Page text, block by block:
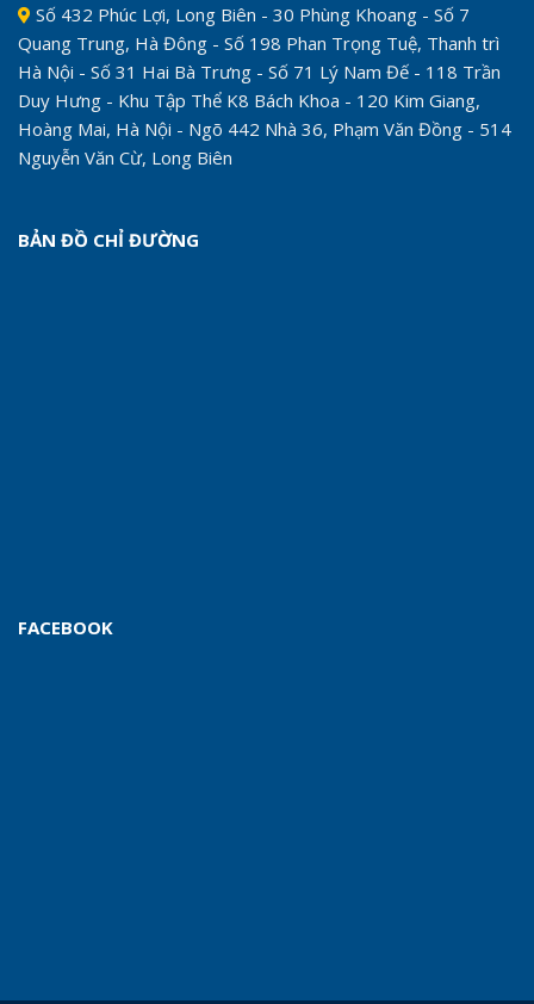
Số 432 Phúc Lợi, Long Biên - 30 Phùng Khoang - Số 7
Quang Trung, Hà Đông - Số 198 Phan Trọng Tuệ, Thanh trì
Hà Nội - Số 31 Hai Bà Trưng - Số 71 Lý Nam Đế - 118 Trần
Duy Hưng - Khu Tập Thể K8 Bách Khoa - 120 Kim Giang,
Hoàng Mai, Hà Nội - Ngõ 442 Nhà 36, Phạm Văn Đồng - 514
Nguyễn Văn Cừ, Long Biên
BẢN ĐỒ CHỈ ĐƯỜNG
FACEBOOK